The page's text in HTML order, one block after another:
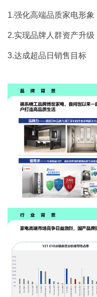
1.强化高端品质家电形象
2.实现品牌人群资产升
3.达成超品日销售目标